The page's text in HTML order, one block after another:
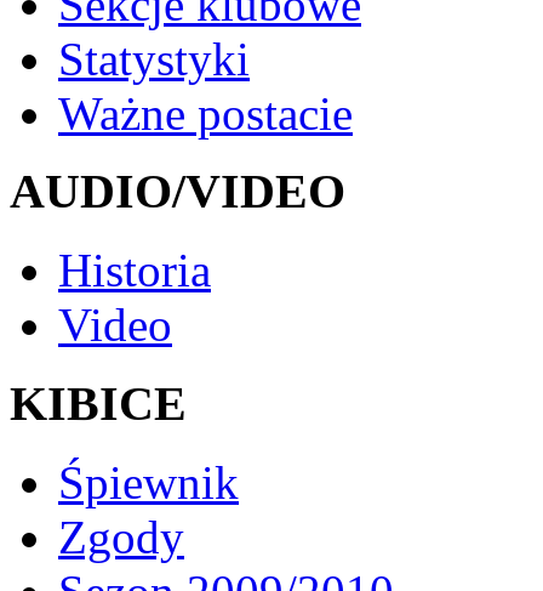
Statystyki
Ważne postacie
AUDIO/VIDEO
Historia
Video
KIBICE
Śpiewnik
Zgody